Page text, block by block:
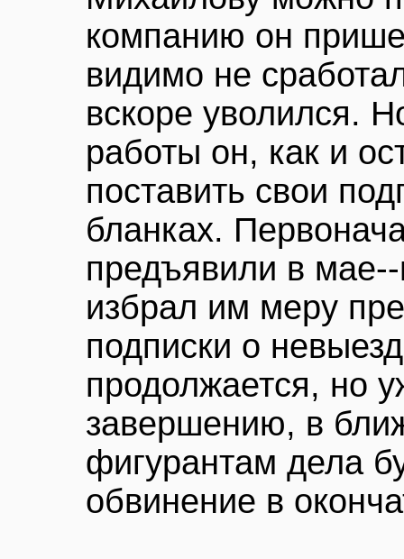
компанию он
видимо не
вскоре уволился.
работы он, как и
поставить свои
бланках.
предъявили в
избрал им меру
подписки о
продолжается, но
завершению, в
фигурантам дела
обвинение в